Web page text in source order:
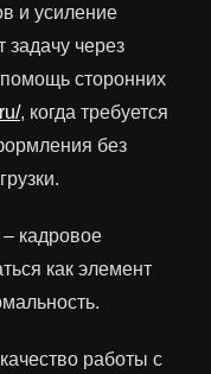
и усиление
задачу через
сторонних
, когда требуется
без
кадровое
как элемент
работы с